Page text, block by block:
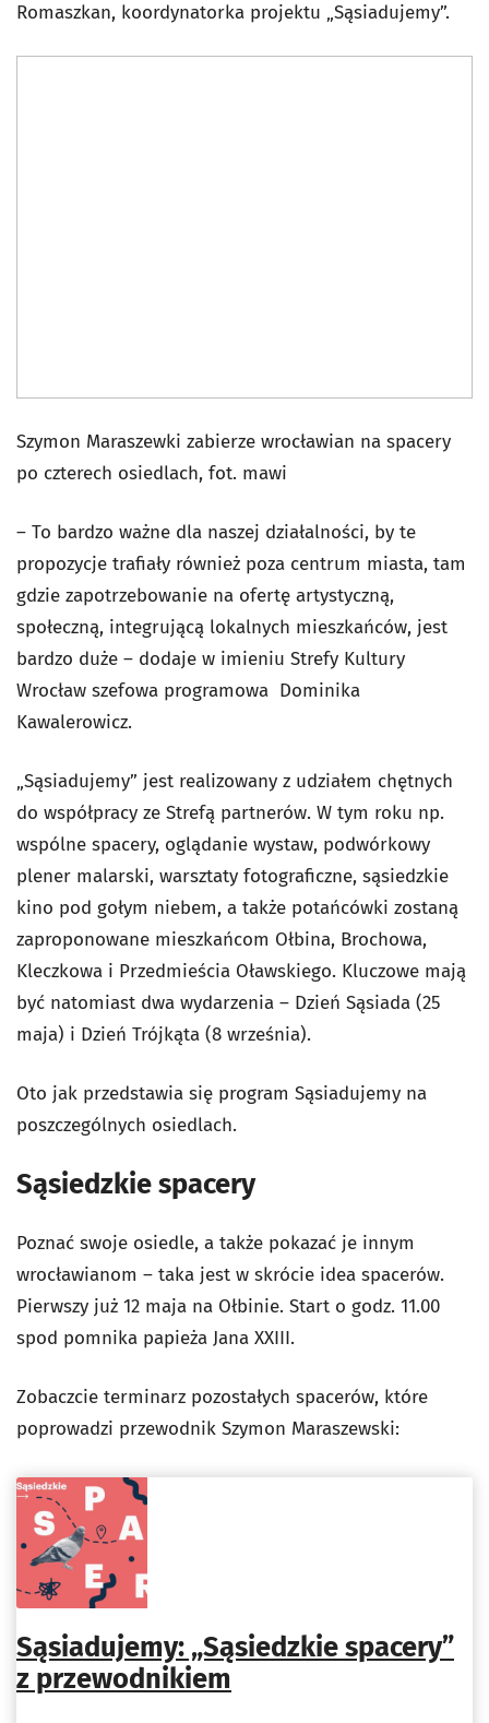
Romaszkan, koordynatorka projektu „Sąsiadujemy”.
Szymon Maraszewki zabierze wrocławian na spacery
po czterech osiedlach, fot. mawi
– To bardzo ważne dla naszej działalności, by te
propozycje trafiały również poza centrum miasta, tam
gdzie zapotrzebowanie na ofertę artystyczną,
społeczną, integrującą lokalnych mieszkańców, jest
bardzo duże – dodaje w imieniu Strefy Kultury
Wrocław szefowa programowa Dominika
Kawalerowicz.
„Sąsiadujemy” jest realizowany z udziałem chętnych
do współpracy ze Strefą partnerów. W tym roku np.
wspólne spacery, oglądanie wystaw, podwórkowy
plener malarski, warsztaty fotograficzne, sąsiedzkie
kino pod gołym niebem, a także potańcówki zostaną
zaproponowane mieszkańcom Ołbina, Brochowa,
Kleczkowa i Przedmieścia Oławskiego. Kluczowe mają
być natomiast dwa wydarzenia – Dzień Sąsiada (25
maja) i Dzień Trójkąta (8 września).
Oto jak przedstawia się program Sąsiadujemy na
poszczególnych osiedlach.
Sąsiedzkie spacery
Poznać swoje osiedle, a także pokazać je innym
wrocławianom – taka jest w skrócie idea spacerów.
Pierwszy już 12 maja na Ołbinie. Start o godz. 11.00
spod pomnika papieża Jana XXIII.
Zobaczcie terminarz pozostałych spacerów, które
poprowadzi przewodnik Szymon Maraszewski:
Sąsiadujemy: „Sąsiedzkie spacery”
z przewodnikiem